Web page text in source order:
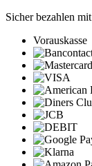
Sicher bezahlen mit
Vorauskasse